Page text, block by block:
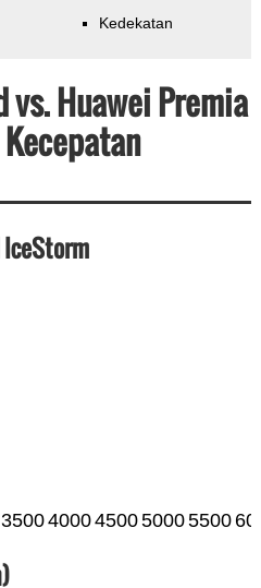
Kedekatan
vs. Huawei Premia
IceStorm
35004000450050005500